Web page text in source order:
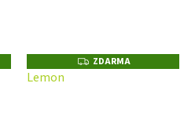
Z
D
ZDARMA
Lemon